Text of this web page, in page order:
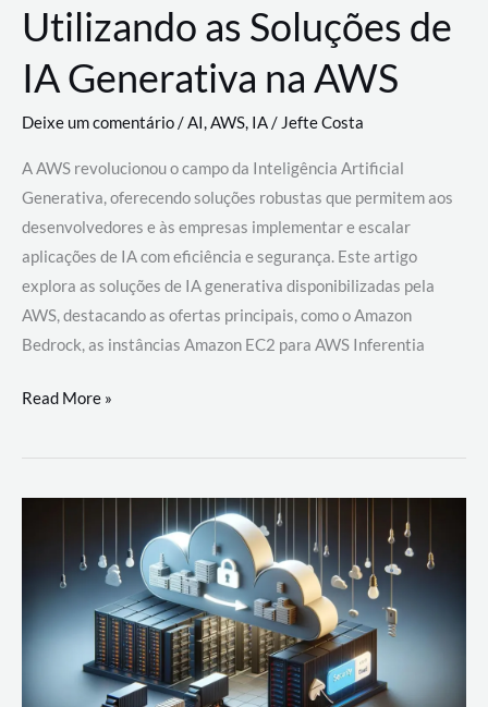
Utilizando as Soluções de
IA Generativa na AWS
Deixe um comentário/AI,AWS, IA/Jefte Costa
A AWS revolucionou o campo da Inteligência Artificial
Generativa, oferecendo soluções robustas que permitem aos
desenvolvedores e às empresas implementar e escalar
aplicações de IA com eficiência e segurança. Este artigo
explora as soluções de IA generativa disponibilizadas pela
AWS, destacando as ofertas principais, como o Amazon
Bedrock, as instâncias Amazon EC2 para AWS Inferentia
Utilizando
Soluções
AWS
Read More »